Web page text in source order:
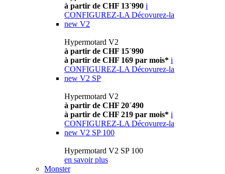
à partir de CHF 13´990 i
CONFIGUREZ-LA Décovurez-la
new V2
Hypermotard V2
à partir de CHF 15´990
à partir de CHF 169 par mois* i
CONFIGUREZ-LA Décovurez-la
new V2 SP
Hypermotard V2
à partir de CHF 20´490
à partir de CHF 219 par mois* i
CONFIGUREZ-LA Décovurez-la
new V2 SP 100
Hypermotard V2 SP 100
en savoir plus
Monster